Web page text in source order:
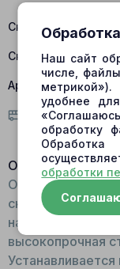
Склад Барнаул:
Склад
Артикул: 424-
Условия
Описание:
Общий вид:
сквозным
на внутренних
высокопрочная
Наш сайт
числе,
удобнее
обработку
обработки